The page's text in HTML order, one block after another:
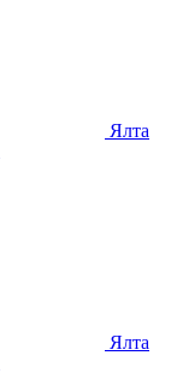
Ялта
Ялта